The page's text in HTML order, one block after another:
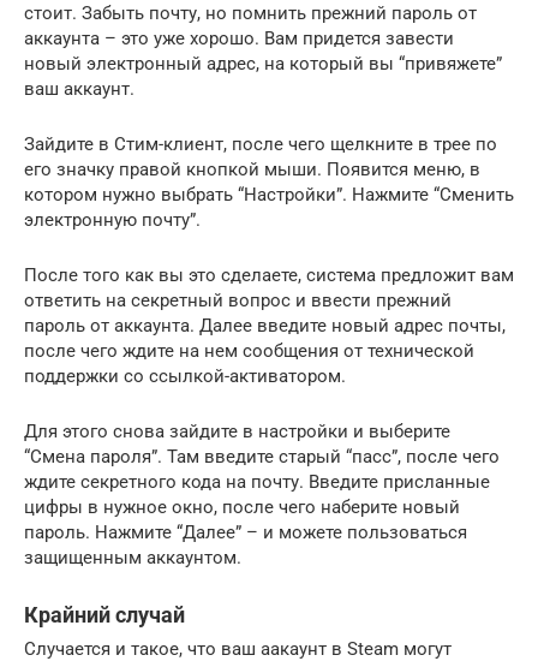
стоит. Забыть почту, но помнить прежний пароль от
аккаунта – это уже хорошо. Вам придется завести
новый электронный адрес, на который вы “привяжете”
ваш аккаунт.
Зайдите в Стим-клиент, после чего щелкните в трее по
его значку правой кнопкой мыши. Появится меню, в
котором нужно выбрать “Настройки”. Нажмите “Сменить
электронную почту”.
После того как вы это сделаете, система предложит вам
ответить на секретный вопрос и ввести прежний
пароль от аккаунта. Далее введите новый адрес почты,
после чего ждите на нем сообщения от технической
поддержки со ссылкой-активатором.
Для этого снова зайдите в настройки и выберите
“Смена пароля”. Там введите старый “пасс”, после чего
ждите секретного кода на почту. Введите присланные
цифры в нужное окно, после чего наберите новый
пароль. Нажмите “Далее” – и можете пользоваться
защищенным аккаунтом.
Крайний случай
Случается и такое, что ваш аакаунт в Steam могут